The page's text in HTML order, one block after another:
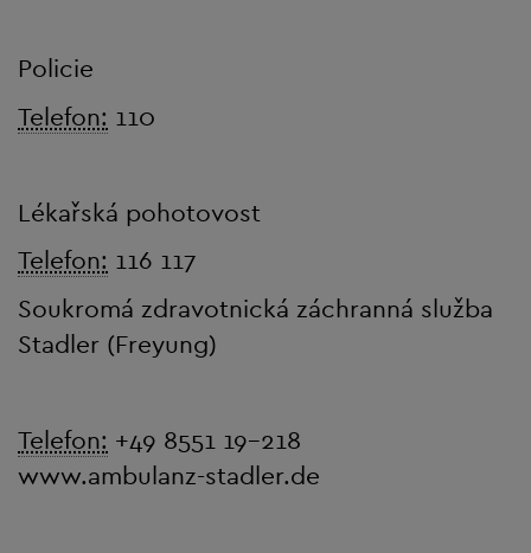
Policie
Telefon: 110
Lékařská pohotovost
Telefon: 116 117
Soukromá zdravotnická záchranná služba
Stadler (Freyung)
Telefon: +49 8551 19-218
www.ambulanz-stadler.de